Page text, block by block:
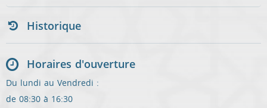
Historique
Horaires d'ouverture
Du lundi au Vendredi :
de 08:30 à 16:30